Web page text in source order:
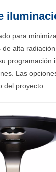
para
de alta
su
Las
del proyecto.